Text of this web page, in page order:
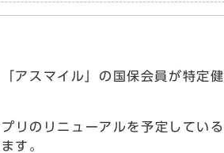
アスマイル」の国保会員が特定
リのリニューアルを予定してい
す。